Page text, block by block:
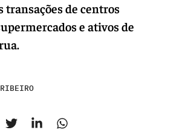
transações de centros
e ativos de